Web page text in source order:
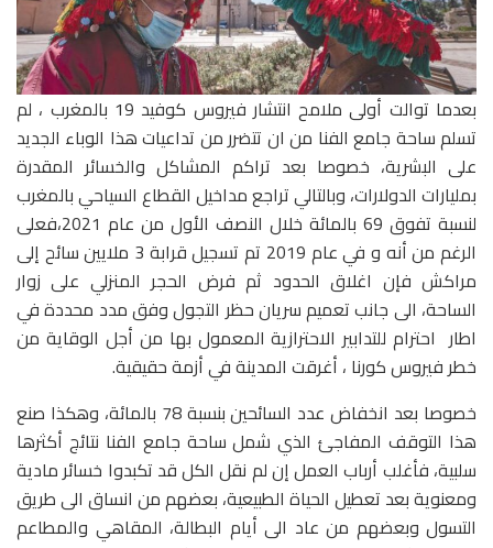
بعدما توالت أولى ملامح انتشار فيروس كوفيد 19 بالمغرب ، لم
تسلم ساحة جامع الفنا من ان تتضرر من تداعيات هذا الوباء الجديد
على البشرية، خصوصا بعد تراكم المشاكل والخسائر المقدرة
بمليارات الدولارات، وبالتالي تراجع مداخيل القطاع السياحي بالمغرب
لنسبة تفوق 69 بالمائة خلال النصف الأول من عام 2021،فعلى
الرغم من أنه و في عام 2019 تم تسجيل قرابة 3 ملايين سائح إلى
مراكش فإن اغلاق الحدود ثم فرض الحجر المنزلي على زوار
الساحة، الى جانب تعميم سريان حظر التجول وفق مدد محددة في
اطار احترام للتدابير الاحترازية المعمول بها من أجل الوقاية من
خطر فيروس كورنا ، أغرقت المدينة في أزمة حقيقية.
خصوصا بعد انخفاض عدد السائحين بنسبة 78 بالمائة، وهكذا صنع
هذا التوقف المفاجئ الذي شمل ساحة جامع الفنا نتائج أكثرها
سلبية، فأغلب أرباب العمل إن لم نقل الكل قد تكبدوا خسائر مادية
ومعنوية بعد تعطيل الحياة الطبيعية، بعضهم من انساق الى طريق
التسول وبعضهم من عاد الى أيام البطالة، المقاهي والمطاعم